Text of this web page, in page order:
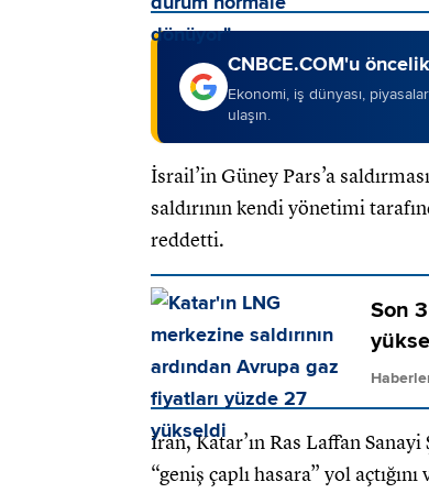
CNBCE.COM'u
Ekonomi, iş dünyası,
ulaşın.
İsrail’in Güney Pars’a
saldırının kendi yönetimi
reddetti.
Son
İran, Katar’ın Ras Laffan
“geniş çaplı hasara” yol